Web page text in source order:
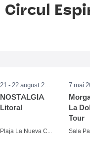
Circul
NOSTALGIA
Litoral
Plaja La Nueva Cucaracha, Mamaia
7 mai
La
Tour